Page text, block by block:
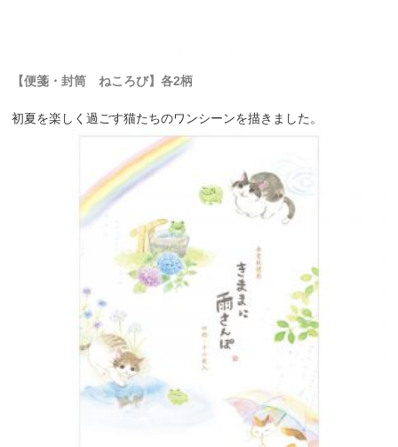
【便箋・封筒 ねころび】各2柄
初夏を楽しく過ごす猫たちのワンシーンを描きました。